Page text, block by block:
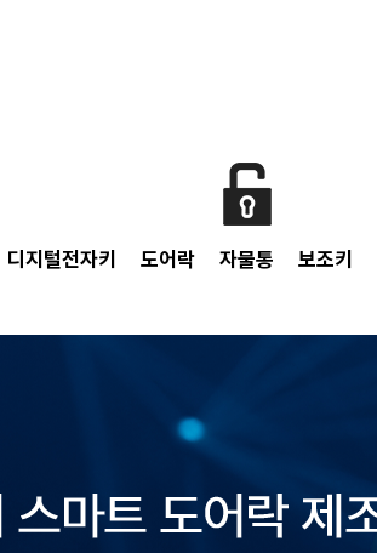
디지털전자키 도어락 자물통 보조키